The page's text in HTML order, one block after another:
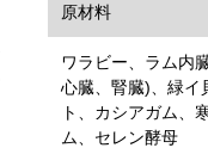
原材料
ワラビー、ラム内
心臓、腎臓)、緑イ
ト、カシアガム、
ム、セレン酵母